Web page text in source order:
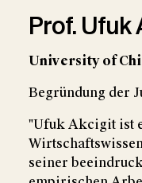
Prof. Ufuk
University of
Begründung der
"Ufuk Akcigit ist
seiner